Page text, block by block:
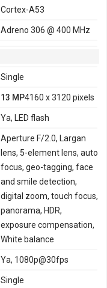
Cortex-A53
Adreno 306 @ 400 MHz
Single
13 MP4160 x 3120 pixels
Ya, LED flash
Aperture F/2.0, Largan
lens, 5-element lens, auto
focus, geo-tagging, face
and smile detection,
digital zoom, touch focus,
panorama, HDR,
exposure compensation,
White balance
Ya, 1080p@30fps
Single